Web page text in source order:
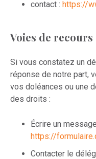
contact : https://
Voies de recours
Si vous constatez un
réponse de notre part,
vos doléances ou une
des droits :
Écrire un
https://
Contacter le